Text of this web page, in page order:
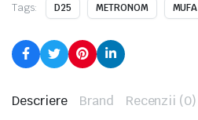
Tags: D25 METRONOM MUFA
Descriere Brand Recenzii (0)